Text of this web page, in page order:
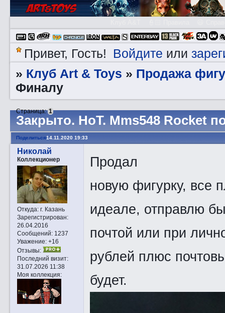
Привет, Гость! Войдите или
» Клуб Art & Toys » Продажа
Финалу
Закрытo. HоT. Mms548 Rocket
Страница:1
Поделиться14.11.2020 19:33
Николай
Коллекционер
Откуда:г. Казань
Зарегистрирован:
26.04.2016
Сообщений:1237
Уважение: +16
Отзывы:
Последний визит:
31.07.2026 11:38
Моя коллекция:
Продал
новую фигурку, все
идеале, отправлю
почтой или при
рублей плюс
будет.